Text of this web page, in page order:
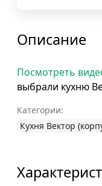
Описание
Посмотреть
выбрали кухню
Категории:
Кухня Вектор